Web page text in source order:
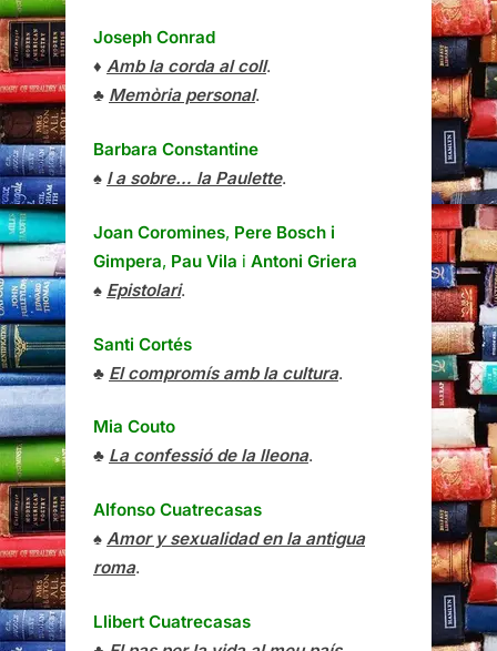
Joseph Conrad
♦ Amb la corda al coll.
♣ Memòria personal.
Barbara Constantine
♠ I a sobre… la Paulette.
Joan Coromines, Pere Bosch i
Gimpera, Pau Vila i Antoni Griera
♠ Epistolari.
Santi Cortés
♣ El compromís amb la cultura.
Mia Couto
♣ La confessió de la lleona.
Alfonso Cuatrecasas
♠ Amor y sexualidad en la antigua
roma.
Llibert Cuatrecasas